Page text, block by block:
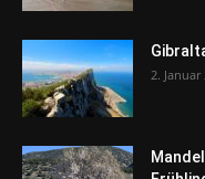
2. Januar